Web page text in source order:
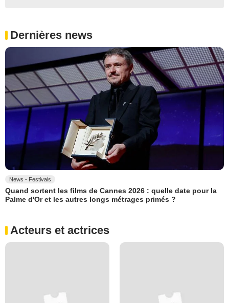
Dernières news
News - Festivals
Quand sortent les films de Cannes 2026 : quelle date pour la
Palme d'Or et les autres longs métrages primés ?
Acteurs et actrices